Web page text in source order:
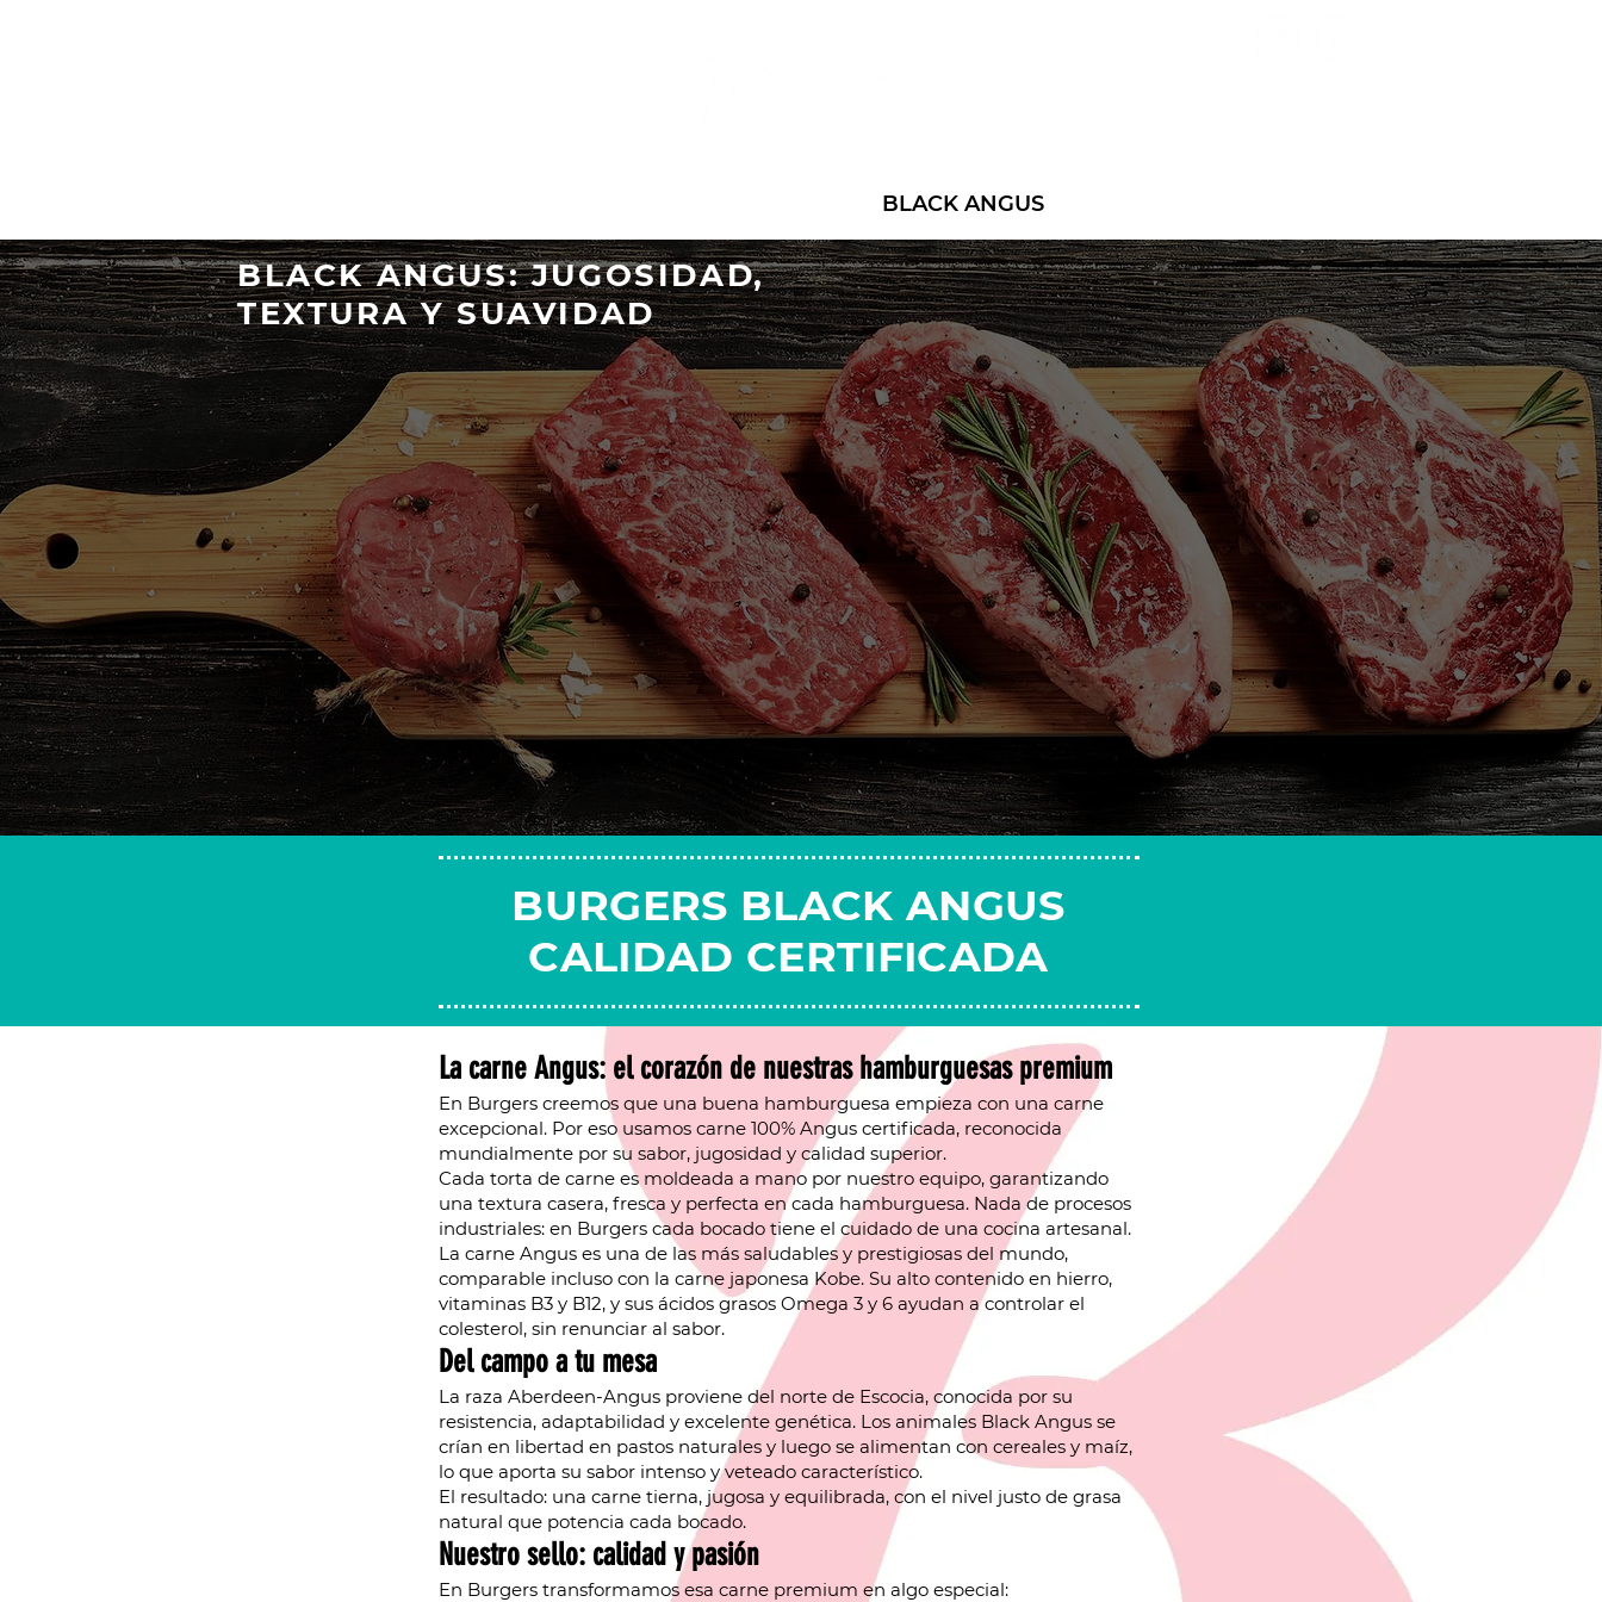
BLACK ANGUS
BLACK ANGUS: JUGOSIDAD,
TEXTURA Y SUAVIDAD
BURGERS BLACK ANGUS
CALIDAD CERTIFICADA
La carne Angus: el corazón de nuestras hamburguesas premium
En Burgers creemos que una buena hamburguesa empieza con una carne
excepcional. Por eso usamos carne 100% Angus certificada, reconocida
mundialmente por su sabor, jugosidad y calidad superior.
Cada torta de carne es moldeada a mano por nuestro equipo, garantizando
una textura casera, fresca y perfecta en cada hamburguesa. Nada de procesos
industriales: en Burgers cada bocado tiene el cuidado de una cocina artesanal.
La carne Angus es una de las más saludables y prestigiosas del mundo,
comparable incluso con la carne japonesa Kobe. Su alto contenido en hierro,
vitaminas B3 y B12, y sus ácidos grasos Omega 3 y 6 ayudan a controlar el
colesterol, sin renunciar al sabor.
Del campo a tu mesa
La raza Aberdeen-Angus proviene del norte de Escocia, conocida por su
resistencia, adaptabilidad y excelente genética. Los animales Black Angus se
crían en libertad en pastos naturales y luego se alimentan con cereales y maíz,
lo que aporta su sabor intenso y veteado característico.
El resultado: una carne tierna, jugosa y equilibrada, con el nivel justo de grasa
natural que potencia cada bocado.
Nuestro sello: calidad y pasión
En Burgers transformamos esa carne premium en algo especial: